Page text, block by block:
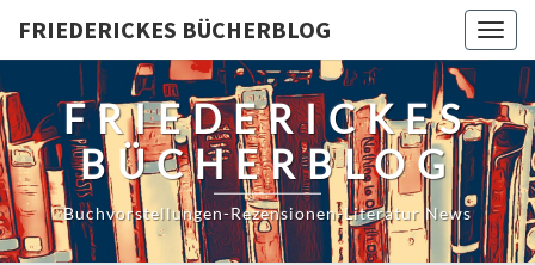
content
FRIEDERICKES BÜCHERBLOG
FRIEDERICKES
BÜCHERBLOG
Buchvorstellungen-Rezensionen-Literatur News